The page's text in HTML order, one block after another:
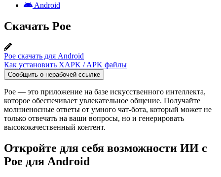
Android
Скачать Poe
Poe скачать для Android
Как установить XAPK / APK файлы
Сообщить о нерабочей ссылке
Poe — это приложение на базе искусственного интеллекта,
которое обеспечивает увлекательное общение. Получайте
молниеносные ответы от умного чат-бота, который может не
только отвечать на ваши вопросы, но и генерировать
высококачественный контент.
Откройте для себя возможности ИИ с
Poe для Android